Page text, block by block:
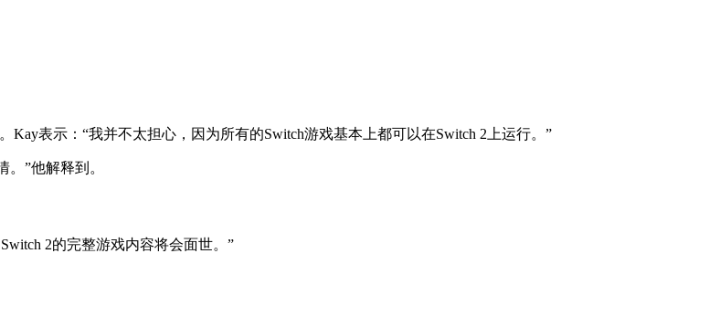
表示：“我并不太担心，因为所有的Switch游戏基本上都可以在Switch 2上运行。”
”他解释到。
2的完整游戏内容将会面世。”